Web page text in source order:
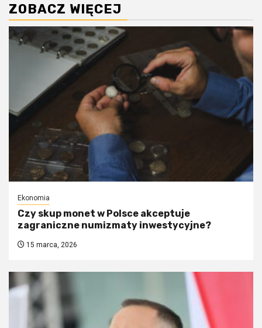
ZOBACZ WIĘCEJ
Ekonomia
Czy skup monet w Polsce akceptuje
zagraniczne numizmaty inwestycyjne?
15 marca, 2026